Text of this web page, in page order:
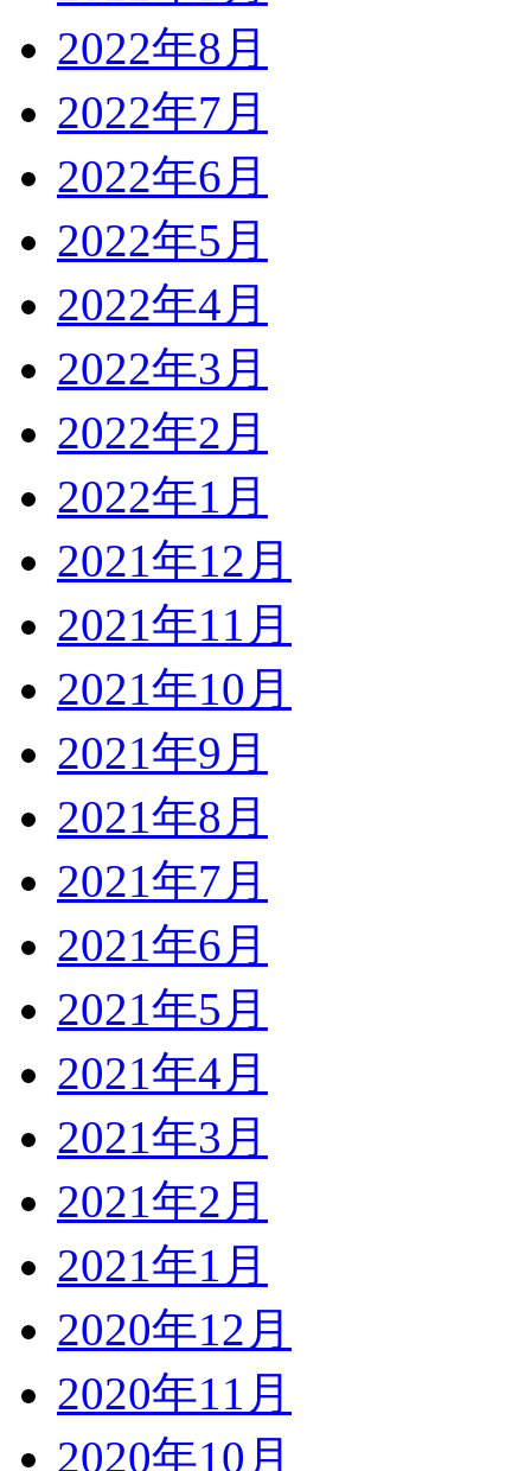
2022年8月
2022年7月
2022年6月
2022年5月
2022年4月
2022年3月
2022年2月
2022年1月
2021年12月
2021年11月
2021年10月
2021年9月
2021年8月
2021年7月
2021年6月
2021年5月
2021年4月
2021年3月
2021年2月
2021年1月
2020年12月
2020年11月
2020年10月